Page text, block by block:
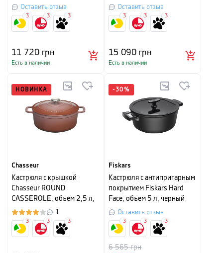
диаметр 20 см,
мандариновый
Оставить отзыв
11 720грн
Есть в наличии
3 3 3
диаметр 24 см, пальмовый
зеленый
Оставить отзыв
15 090грн
Есть в наличии
3 3 3
НОВИНКА
Chasseur
Кастрюля с крышкой
Chasseur ROUND
CASSEROLE, объем 2,5 л,
диаметр 20 см, сушеная
роза
1
3 3 3
-30 %
Fiskars
Кастрюля с антипригарным
покрытием Fiskars Hard
Face, объем 5 л, черный
Оставить отзыв
6 565грн
3 3 3